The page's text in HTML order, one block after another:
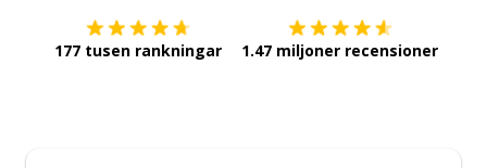
177 tusen rankningar 1.47 miljoner recensioner